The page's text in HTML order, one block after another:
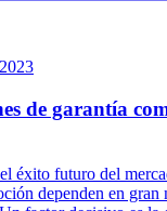
de garantía
éxito futuro del
dependen en gran